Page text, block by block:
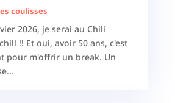
coulisses
2026, je serai au Chili
!! Et oui, avoir 50 ans, c'est
pour m'offrir un break. Un